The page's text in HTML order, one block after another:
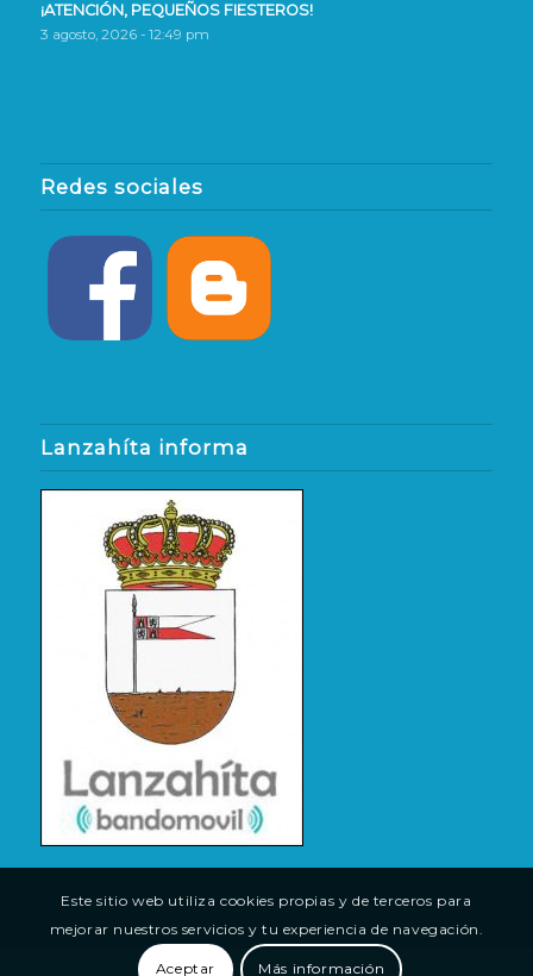
¡ATENCIÓN, PEQUEÑOS FIESTEROS!
3 agosto, 2026 - 12:49 pm
Redes sociales
Lanzahíta informa
Este sitio web utiliza cookies propias y de terceros para
mejorar nuestros servicios y tu experiencia de navegación.
Aceptar Más información